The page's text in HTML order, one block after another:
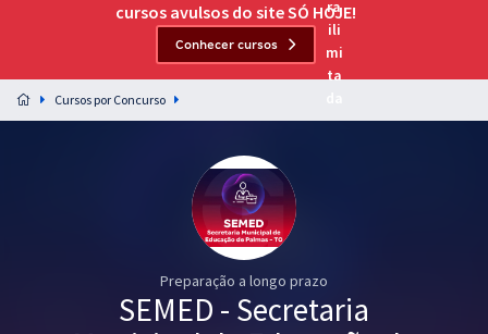
Preparação completa e intensiva para as principais
residências em saúde do Brasil
cursos avulsos do site SÓ HOJE!
Conhecer cursos
Cursos por Concurso
Preparação a longo prazo
SEMED - Secretaria